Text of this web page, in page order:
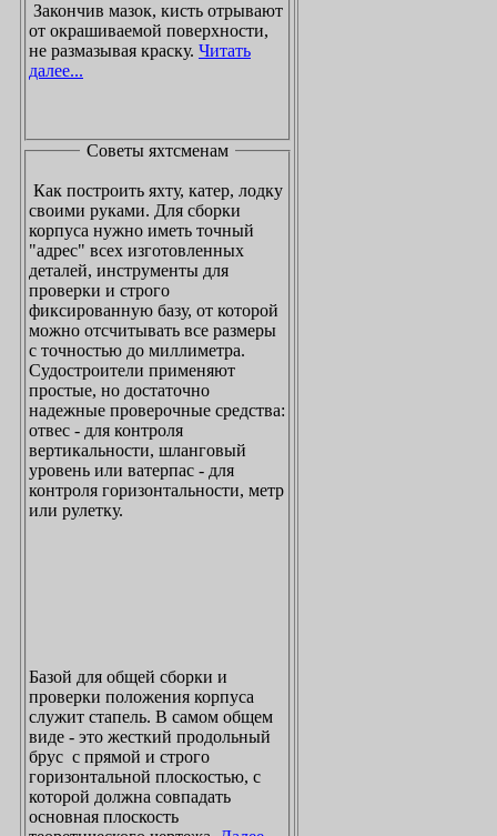
Закончив мазок, кисть отрывают
от окрашиваемой поверхности,
не размазывая краску. Читать
далее...
Советы яхтсменам
Как построить яхту, катер, лодку
своими руками. Для сборки
корпуса нужно иметь точный
"адрес" всех изготовленных
деталей, инструменты для
проверки и строго
фиксированную базу, от которой
можно отсчитывать все размеры
с точностью до миллиметра.
Судостроители применяют
простые, но достаточно
надежные проверочные средства:
отвес - для контроля
вертикальности, шланговый
уровень или ватерпас - для
контроля горизонтальности, метр
или рулетку.
Базой для общей сборки и
проверки положения корпуса
служит стапель. В самом общем
виде - это жесткий продольный
брус с прямой и строго
горизонтальной плоскостью, с
которой должна совпадать
основная плоскость